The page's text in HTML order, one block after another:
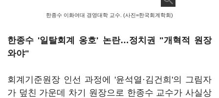
한종수 이화여대 경영대학 교수. (사진=한국회계학회)
한종수 '일탈회계 옹호' 논란…정치권 "개혁적 원장
와야"
회계기준원장 인선 과정에 '윤석열·김건희'의 그림자
가 덮친 가운데 차기 원장으로 한종수 교수가 사실상